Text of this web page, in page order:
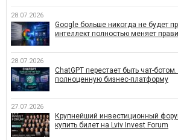
28.07.2026
Google больше никогда не будет
интеллект полностью меняет
28.07.2026
ChatGPT перестает быть чат-
полноценную бизнес-платформу
27.07.2026
Крупнейший инвестиционный
купить билет на Lviv Invest Forum